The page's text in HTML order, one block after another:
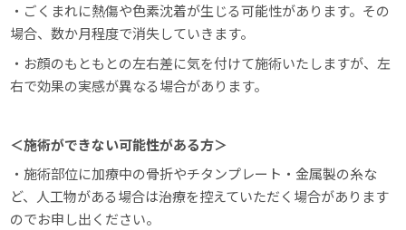
・ごくまれに熱傷や色素沈着が生じる可能性があります。その
場合、数か月程度で消失していきます。
・お顔のもともとの左右差に気を付けて施術いたしますが、左
右で効果の実感が異なる場合があります。
＜施術ができない可能性がある方＞
・施術部位に加療中の骨折やチタンプレート・金属製の糸な
ど、人工物がある場合は治療を控えていただく場合があります
のでお申し出ください。